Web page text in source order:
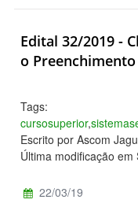
Edital 32/2019 -
o Preenchimento
Tags:
cursosuperior,
Escrito por Ascom
Última modificação
22/03/19